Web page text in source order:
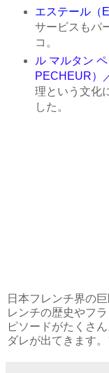
エステール（
サービスもパ
コ。
ル マルタン
PECHEUR）
理という文化
した。
日本フレンチ界の
レンチの歴史やフ
ピソードがたくさ
ダレが出てきます